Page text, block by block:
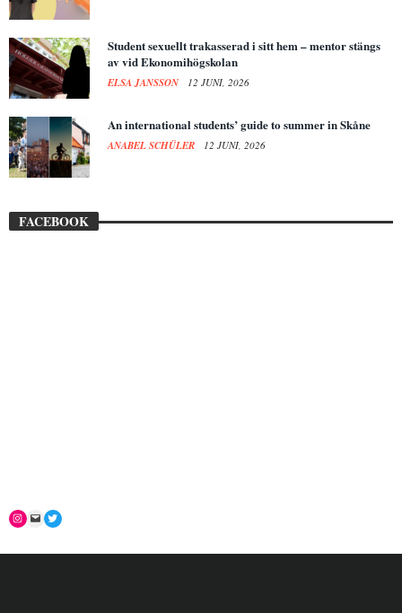
Student sexuellt trakasserad i sitt hem – mentor stängs
av vid Ekonomihögskolan
ELSA JANSSON 12 JUNI, 2026
An international students’ guide to summer in Skåne
ANABEL SCHÜLER 12 JUNI, 2026
FACEBOOK